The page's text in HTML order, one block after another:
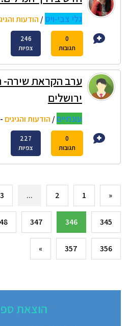
הוצאת
גלי צבי-ויס/ הודעות
0
תגובות
246
צפיות
ערב הקראת שירה-
ירושלים
עונתיים/ הודעות והגיגים - 07/02/2007 10:43
0
תגובות
227
צפיות
«
1
2
...
345
346
347
356
357
»